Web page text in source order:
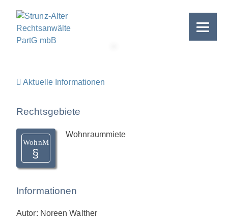
Aktuelle Informationen
Rechtsgebiete
WohnM
Wohnraummiete
Informationen
Autor: Noreen Walther